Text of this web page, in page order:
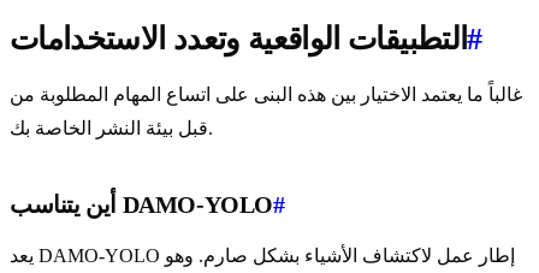
التطبيقات الواقعية وتعدد الاستخدامات#
غالباً ما يعتمد الاختيار بين هذه البنى على اتساع المهام المطلوبة من
قبل بيئة النشر الخاصة بك.
أين يتناسب DAMO-YOLO#
يعد DAMO-YOLO إطار عمل لاكتشاف الأشياء بشكل صارم. وهو